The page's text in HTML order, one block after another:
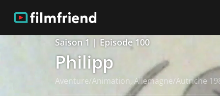
Saison 1 | Episode 100
Philipp
Aventure/Animation, Allemagne/Autriche